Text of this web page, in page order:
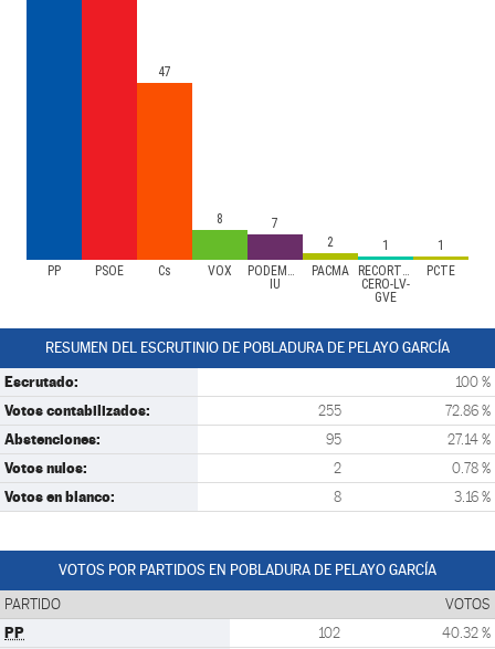
PP PSOE Cs VOX
PODEMOS-
IU
PACMA
RECORTES
CERO-LV-
GVE
PCTE
47
8
7
2
1 1
RESUMEN DEL ESCRUTINIO DE POBLADURA DE PELAYO GARCÍA
Escrutado: 100 %
Votos contabilizados: 255 72.86 %
Abstenciones: 95 27.14 %
Votos nulos: 2 0.78 %
Votos en blanco: 8 3.16 %
VOTOS POR PARTIDOS EN POBLADURA DE PELAYO GARCÍA
PARTIDO VOTOS
PP 102 40.32 %